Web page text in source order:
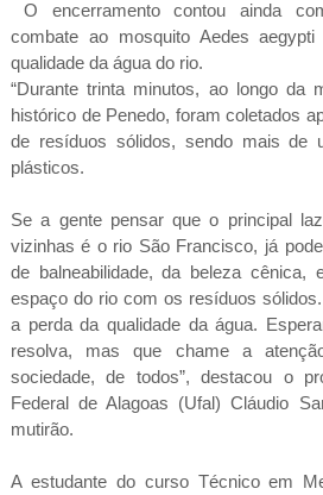
O encerramento contou ainda
combate ao mosquito Aedes
qualidade da água do rio.
“Durante trinta minutos, ao longo da
histórico de Penedo, foram coletados
de resíduos sólidos, sendo mais de
plásticos.
Se a gente pensar que o principal
vizinhas é o rio São Francisco, já
de balneabilidade, da beleza cênica,
espaço do rio com os resíduos
a perda da qualidade da água.
resolva, mas que chame a
sociedade, de todos”, destacou o
Federal de Alagoas (Ufal) Cláudio
mutirão.
A estudante do curso Técnico em